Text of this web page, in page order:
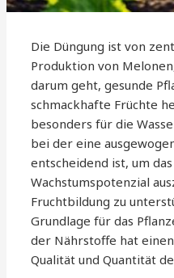
Die Düngung ist von
Produktion von
darum geht, gesunde
schmackhafte Früchte
besonders für die
bei der eine
entscheidend ist, um
Wachstumspotenzial
Fruchtbildung zu
Grundlage für das
der Nährstoffe hat
Qualität und Quantität